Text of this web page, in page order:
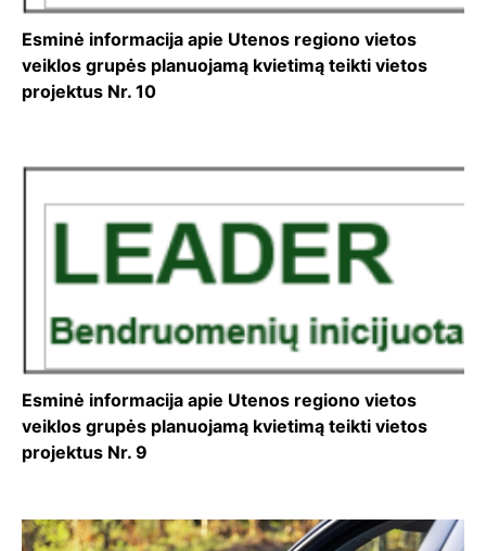
Esminė informacija apie Utenos regiono vietos
veiklos grupės planuojamą kvietimą teikti vietos
projektus Nr. 10
Esminė informacija apie Utenos regiono vietos
veiklos grupės planuojamą kvietimą teikti vietos
projektus Nr. 9